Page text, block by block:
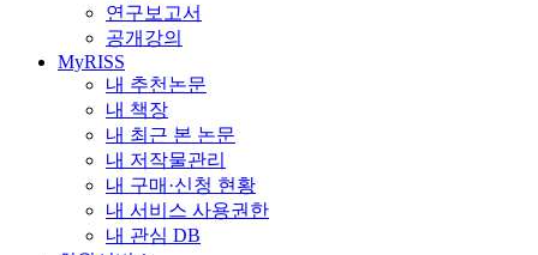
연구보고서
공개강의
MyRISS
내 추천논문
내 책장
내 최근 본 논문
내 저작물관리
내 구매·신청 현황
내 서비스 사용권한
내 관심 DB